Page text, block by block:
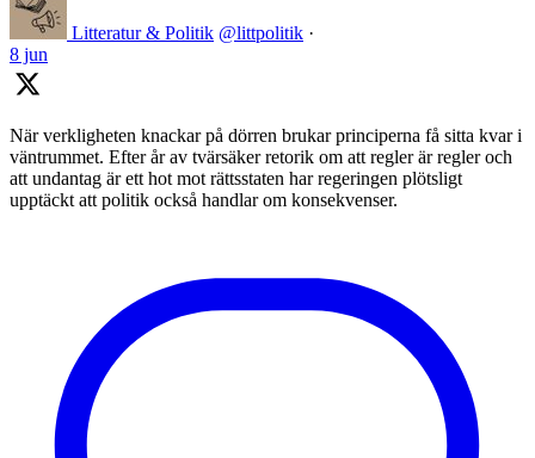
Litteratur & Politik @littpolitik ·
8 jun
När verkligheten knackar på dörren brukar principerna få sitta kvar i
väntrummet. Efter år av tvärsäker retorik om att regler är regler och
att undantag är ett hot mot rättsstaten har regeringen plötsligt
upptäckt att politik också handlar om konsekvenser.